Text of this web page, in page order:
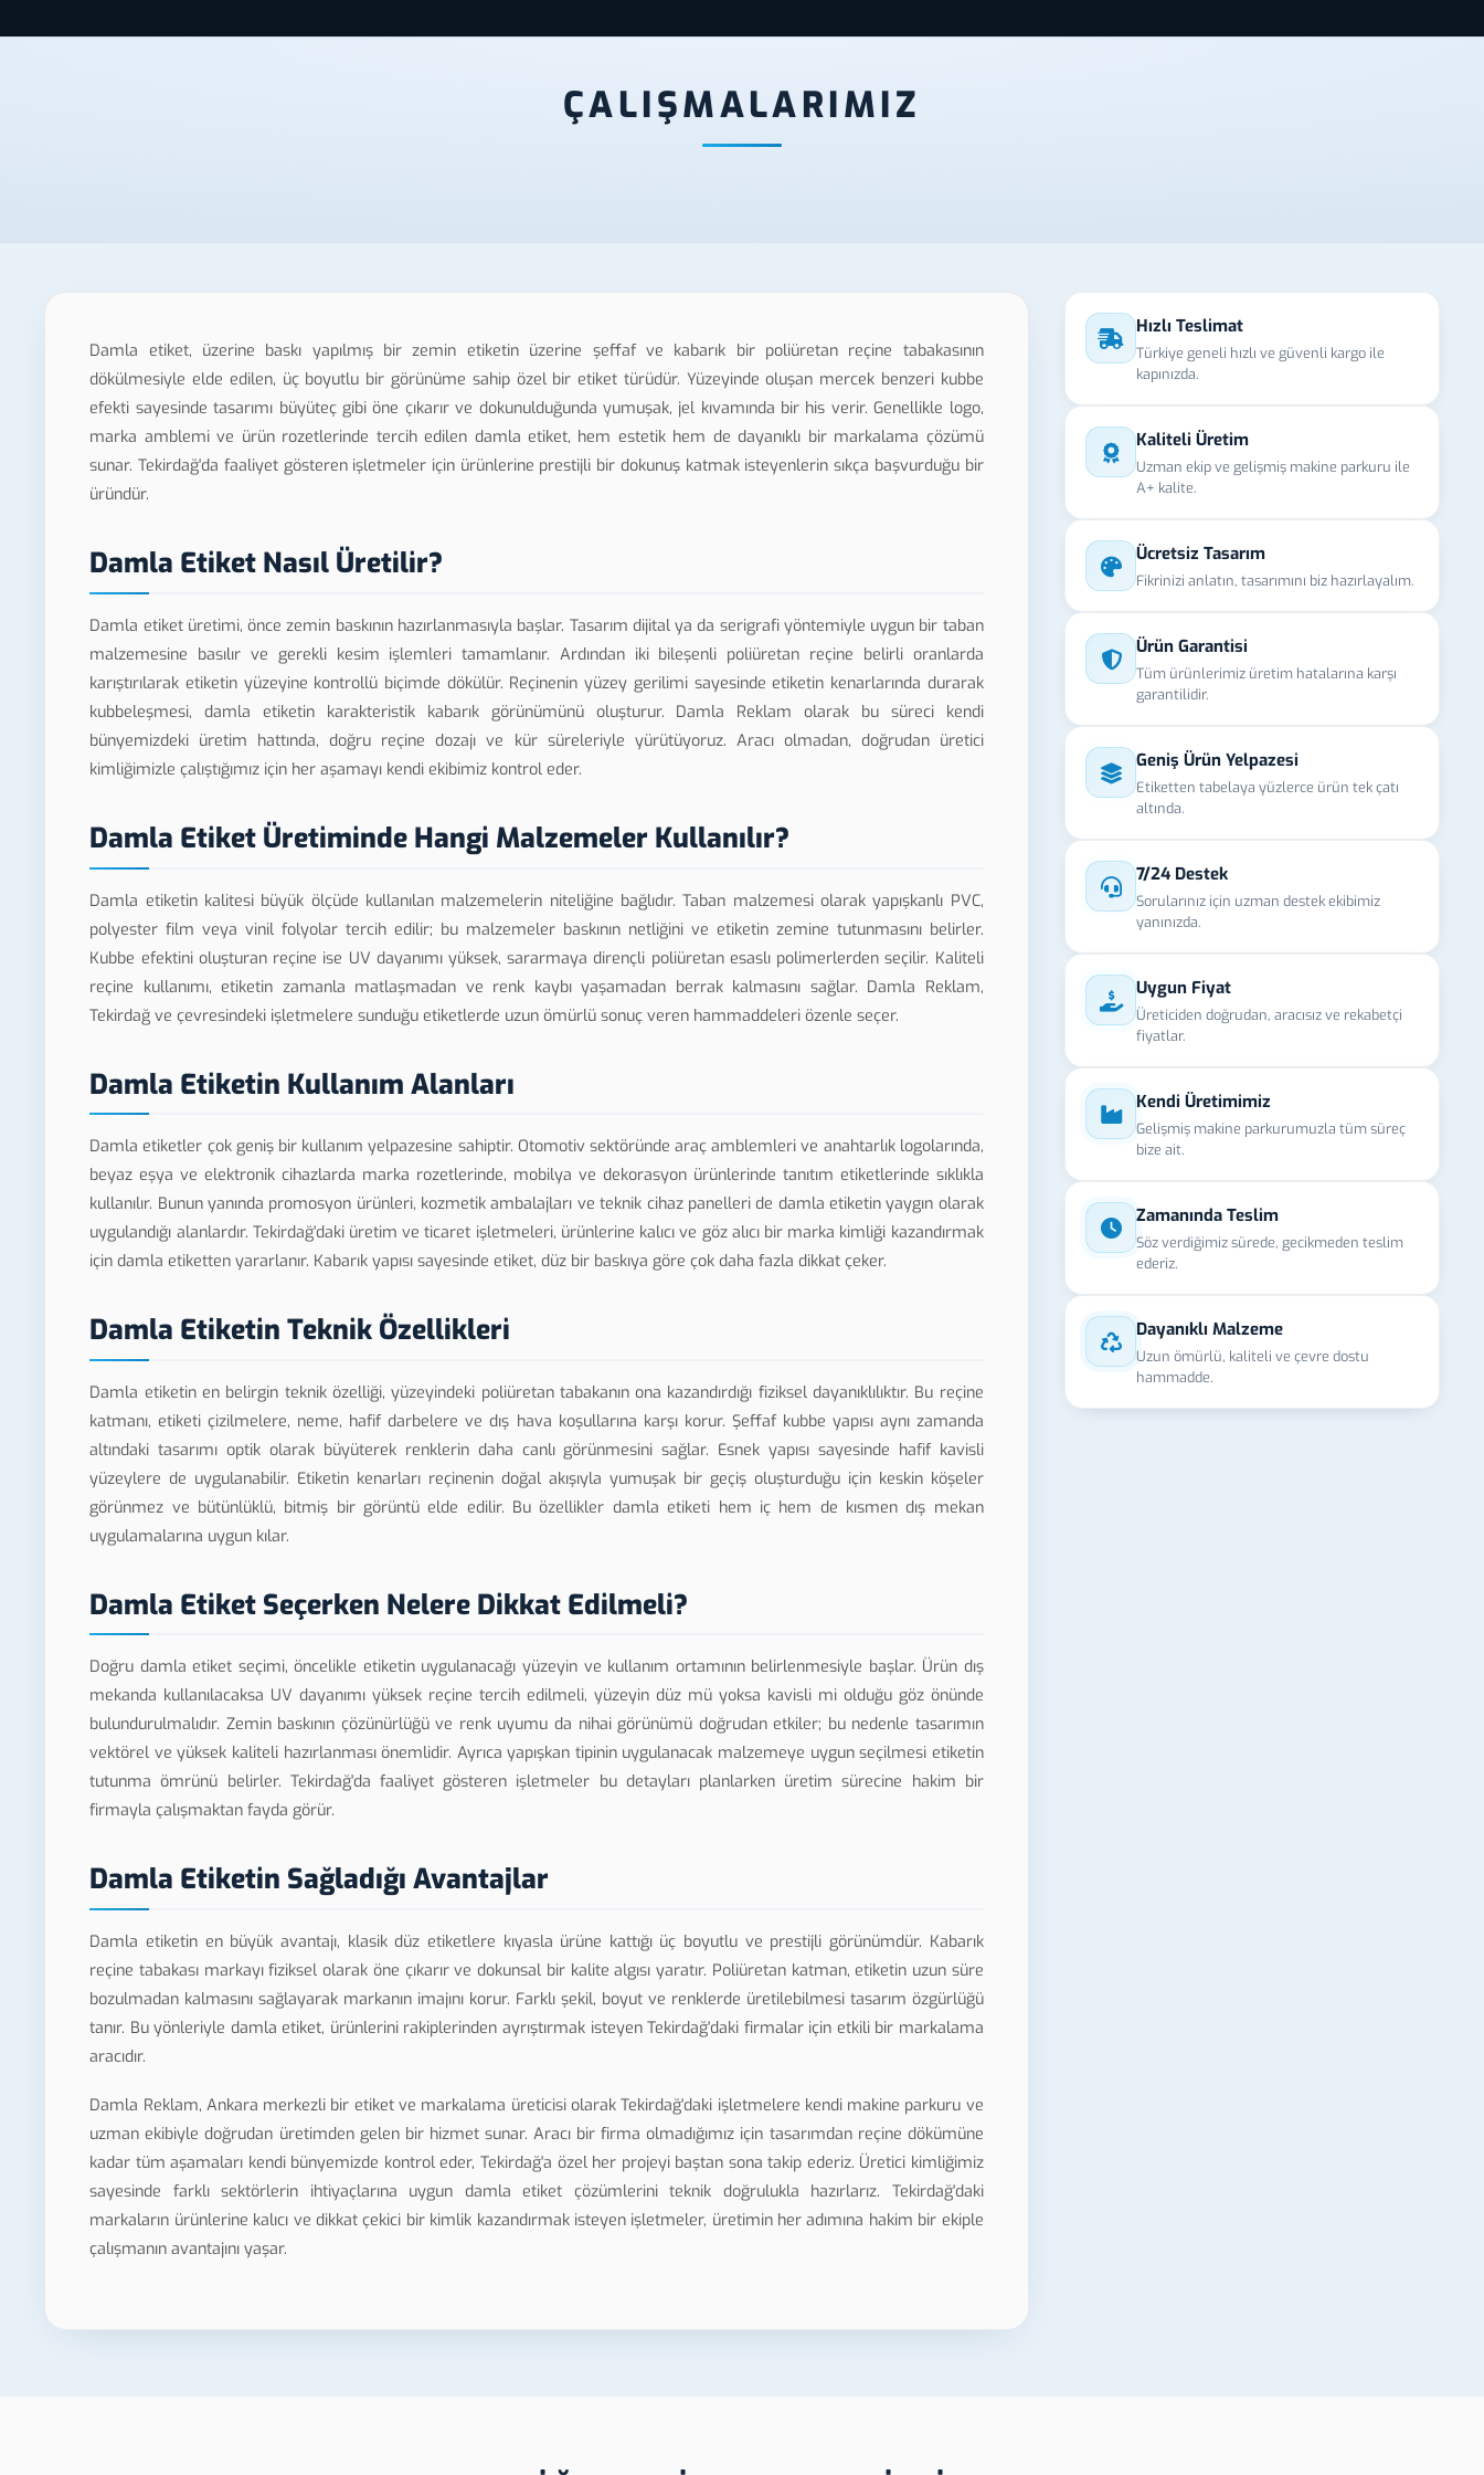
ÇALIŞMALARIMIZ
Damla etiket, üzerine baskı yapılmış bir zemin etiketin üzerine şeffaf ve kabarık bir poliüretan reçine tabakasının
dökülmesiyle elde edilen, üç boyutlu bir görünüme sahip özel bir etiket türüdür. Yüzeyinde oluşan mercek benzeri kubbe
efekti sayesinde tasarımı büyüteç gibi öne çıkarır ve dokunulduğunda yumuşak, jel kıvamında bir his verir. Genellikle logo,
marka amblemi ve ürün rozetlerinde tercih edilen damla etiket, hem estetik hem de dayanıklı bir markalama çözümü
sunar. Tekirdağ'da faaliyet gösteren işletmeler için ürünlerine prestijli bir dokunuş katmak isteyenlerin sıkça başvurduğu bir
üründür.
Damla Etiket Nasıl Üretilir?
Damla etiket üretimi, önce zemin baskının hazırlanmasıyla başlar. Tasarım dijital ya da serigrafi yöntemiyle uygun bir taban
malzemesine basılır ve gerekli kesim işlemleri tamamlanır. Ardından iki bileşenli poliüretan reçine belirli oranlarda
karıştırılarak etiketin yüzeyine kontrollü biçimde dökülür. Reçinenin yüzey gerilimi sayesinde etiketin kenarlarında durarak
kubbeleşmesi, damla etiketin karakteristik kabarık görünümünü oluşturur. Damla Reklam olarak bu süreci kendi
bünyemizdeki üretim hattında, doğru reçine dozajı ve kür süreleriyle yürütüyoruz. Aracı olmadan, doğrudan üretici
kimliğimizle çalıştığımız için her aşamayı kendi ekibimiz kontrol eder.
Damla Etiket Üretiminde Hangi Malzemeler Kullanılır?
Damla etiketin kalitesi büyük ölçüde kullanılan malzemelerin niteliğine bağlıdır. Taban malzemesi olarak yapışkanlı PVC,
polyester film veya vinil folyolar tercih edilir; bu malzemeler baskının netliğini ve etiketin zemine tutunmasını belirler.
Kubbe efektini oluşturan reçine ise UV dayanımı yüksek, sararmaya dirençli poliüretan esaslı polimerlerden seçilir. Kaliteli
reçine kullanımı, etiketin zamanla matlaşmadan ve renk kaybı yaşamadan berrak kalmasını sağlar. Damla Reklam,
Tekirdağ ve çevresindeki işletmelere sunduğu etiketlerde uzun ömürlü sonuç veren hammaddeleri özenle seçer.
Damla Etiketin Kullanım Alanları
Damla etiketler çok geniş bir kullanım yelpazesine sahiptir. Otomotiv sektöründe araç amblemleri ve anahtarlık logolarında,
beyaz eşya ve elektronik cihazlarda marka rozetlerinde, mobilya ve dekorasyon ürünlerinde tanıtım etiketlerinde sıklıkla
kullanılır. Bunun yanında promosyon ürünleri, kozmetik ambalajları ve teknik cihaz panelleri de damla etiketin yaygın olarak
uygulandığı alanlardır. Tekirdağ'daki üretim ve ticaret işletmeleri, ürünlerine kalıcı ve göz alıcı bir marka kimliği kazandırmak
için damla etiketten yararlanır. Kabarık yapısı sayesinde etiket, düz bir baskıya göre çok daha fazla dikkat çeker.
Damla Etiketin Teknik Özellikleri
Damla etiketin en belirgin teknik özelliği, yüzeyindeki poliüretan tabakanın ona kazandırdığı fiziksel dayanıklılıktır. Bu reçine
katmanı, etiketi çizilmelere, neme, hafif darbelere ve dış hava koşullarına karşı korur. Şeffaf kubbe yapısı aynı zamanda
altındaki tasarımı optik olarak büyüterek renklerin daha canlı görünmesini sağlar. Esnek yapısı sayesinde hafif kavisli
yüzeylere de uygulanabilir. Etiketin kenarları reçinenin doğal akışıyla yumuşak bir geçiş oluşturduğu için keskin köşeler
görünmez ve bütünlüklü, bitmiş bir görüntü elde edilir. Bu özellikler damla etiketi hem iç hem de kısmen dış mekan
uygulamalarına uygun kılar.
Damla Etiket Seçerken Nelere Dikkat Edilmeli?
Doğru damla etiket seçimi, öncelikle etiketin uygulanacağı yüzeyin ve kullanım ortamının belirlenmesiyle başlar. Ürün dış
mekanda kullanılacaksa UV dayanımı yüksek reçine tercih edilmeli, yüzeyin düz mü yoksa kavisli mi olduğu göz önünde
bulundurulmalıdır. Zemin baskının çözünürlüğü ve renk uyumu da nihai görünümü doğrudan etkiler; bu nedenle tasarımın
vektörel ve yüksek kaliteli hazırlanması önemlidir. Ayrıca yapışkan tipinin uygulanacak malzemeye uygun seçilmesi etiketin
tutunma ömrünü belirler. Tekirdağ'da faaliyet gösteren işletmeler bu detayları planlarken üretim sürecine hakim bir
firmayla çalışmaktan fayda görür.
Damla Etiketin Sağladığı Avantajlar
Damla etiketin en büyük avantajı, klasik düz etiketlere kıyasla ürüne kattığı üç boyutlu ve prestijli görünümdür. Kabarık
reçine tabakası markayı fiziksel olarak öne çıkarır ve dokunsal bir kalite algısı yaratır. Poliüretan katman, etiketin uzun süre
bozulmadan kalmasını sağlayarak markanın imajını korur. Farklı şekil, boyut ve renklerde üretilebilmesi tasarım özgürlüğü
tanır. Bu yönleriyle damla etiket, ürünlerini rakiplerinden ayrıştırmak isteyen Tekirdağ'daki firmalar için etkili bir markalama
aracıdır.
Damla Reklam, Ankara merkezli bir etiket ve markalama üreticisi olarak Tekirdağ'daki işletmelere kendi makine parkuru ve
uzman ekibiyle doğrudan üretimden gelen bir hizmet sunar. Aracı bir firma olmadığımız için tasarımdan reçine dökümüne
kadar tüm aşamaları kendi bünyemizde kontrol eder, Tekirdağ'a özel her projeyi baştan sona takip ederiz. Üretici kimliğimiz
sayesinde farklı sektörlerin ihtiyaçlarına uygun damla etiket çözümlerini teknik doğrulukla hazırlarız. Tekirdağ'daki
markaların ürünlerine kalıcı ve dikkat çekici bir kimlik kazandırmak isteyen işletmeler, üretimin her adımına hakim bir ekiple
çalışmanın avantajını yaşar.
Hızlı Teslimat
Türkiye geneli hızlı ve güvenli kargo ile
kapınızda.
Kaliteli Üretim
Uzman ekip ve gelişmiş makine parkuru ile
A+ kalite.
Ücretsiz Tasarım
Fikrinizi anlatın, tasarımını biz hazırlayalım.
Ürün Garantisi
Tüm ürünlerimiz üretim hatalarına karşı
garantilidir.
Geniş Ürün Yelpazesi
Etiketten tabelaya yüzlerce ürün tek çatı
altında.
7/24 Destek
Sorularınız için uzman destek ekibimiz
yanınızda.
Uygun Fiyat
Üreticiden doğrudan, aracısız ve rekabetçi
fiyatlar.
Kendi Üretimimiz
Gelişmiş makine parkurumuzla tüm süreç
bize ait.
Zamanında Teslim
Söz verdiğimiz sürede, gecikmeden teslim
ederiz.
Dayanıklı Malzeme
Uzun ömürlü, kaliteli ve çevre dostu
hammadde.